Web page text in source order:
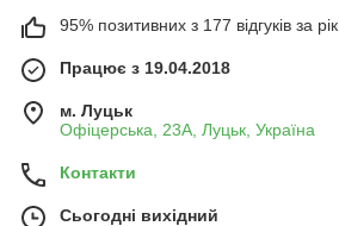
95% позитивних з 177 відгуків за рік
Працює з 19.04.2018
м. Луцьк
Офіцерська, 23А, Луцьк, Україна
Контакти
Сьогодні вихідний